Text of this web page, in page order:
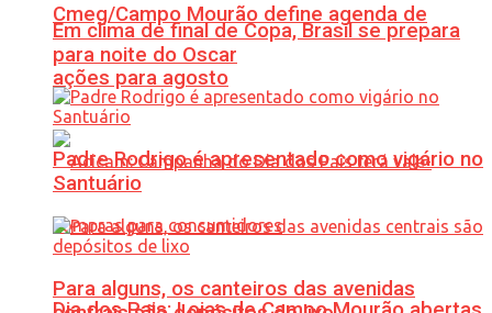
Cmeg/Campo Mourão define agenda de
ações para agosto
Em clima de final de Copa, Brasil se prepara
para noite do Oscar
Padre Rodrigo é apresentado como vigário no
Santuário
Para alguns, os canteiros das avenidas